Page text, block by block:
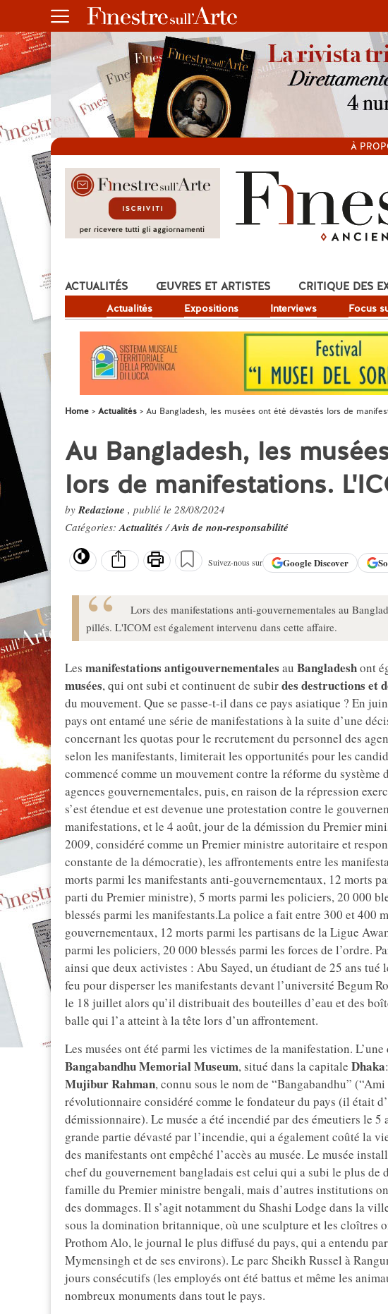
À
ACTUALITÉS
Actualités Expositions Interviews Focus
ŒUVRES ET ARTISTES CRITIQUE DES
Home Actualités Au Bangladesh, les musées ont été dévastés lors de
Au Bangladesh, les
lors de manifestations.
byRedazione , publié le 28/08/2024
Catégories:Actualités/Avis de non-responsabilité
Suivez-nous sur GoogleDiscover
Lors des manifestations anti-gouvernementales au
pillés. L'ICOM est également intervenu dans cette affaire.
Les manifestations antigouvernementales au Bangladeshont
musées, qui ont subi et continuent de subirdes destructions et
du mouvement. Que se passe-t-il dans ce pays asiatique ? En
pays ont entamé une série de manifestations à la suite d’une
concernant les quotas pour le recrutement du personnel des
selon les manifestants, limiterait les opportunités pour les
commencé comme un mouvement contre la réforme du système
agences gouvernementales, puis, en raison de la répression
s’est étendue et est devenue une protestation contre le
manifestations, et le 4 août, jour de la démission du Premier
2009, considéré comme un Premier ministre autoritaire et
constante de la démocratie), les affrontements entre les
morts parmi les manifestants anti-gouvernementaux, 12 morts
parti du Premier ministre), 5 morts parmi les policiers, 20 000
blessés parmi les manifestants.La police a fait entre 300 et 400
gouvernementaux, 12 morts parmi les partisans de la Ligue
parmi les policiers, 20 000 blessés parmi les forces de l’ordre.
ainsi que deux activistes : Abu Sayed, un étudiant de 25 ans
feu pour disperser les manifestants devant l’université Begum
le 18 juillet alors qu’il distribuait des bouteilles d’eau et des
balle qui l’a atteint à la tête lors d’un affrontement.
Les musées ont été parmi les victimes de la manifestation.
Bangabandhu Memorial Museum, situé dans la capitale Dhaka
Mujibur Rahman, connu sous le nom de “Bangabandhu”
révolutionnaire considéré comme le fondateur du pays (il était
démissionnaire). Le musée a été incendié par des émeutiers le 5
grande partie dévasté par l’incendie, qui a également coûté la
des manifestants ont empêché l’accès au musée. Le musée
chef du gouvernement bangladais est celui qui a subi le plus de
famille du Premier ministre bengali, mais d’autres institutions
des dommages. Il s’agit notamment du Shashi Lodge dans la
sous la domination britannique, où une sculpture et les cloîtres
Prothom Alo, le journal le plus diffusé du pays, qui a entendu
Mymensingh et de ses environs). Le parc Sheikh Russel à
jours consécutifs (les employés ont été battus et même les
nombreux monuments dans tout le pays.